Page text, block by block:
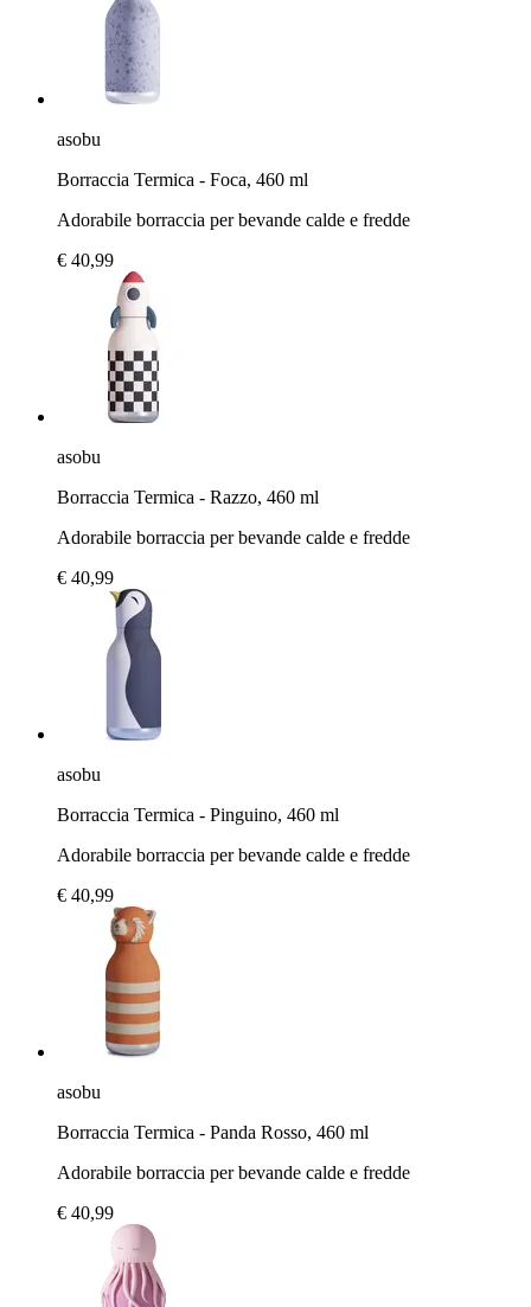
asobu
Borraccia Termica - Foca, 460 ml
Adorabile borraccia per bevande calde e fredde
€ 40,99
asobu
Borraccia Termica - Razzo, 460 ml
Adorabile borraccia per bevande calde e fredde
€ 40,99
asobu
Borraccia Termica - Pinguino, 460 ml
Adorabile borraccia per bevande calde e fredde
€ 40,99
asobu
Borraccia Termica - Panda Rosso, 460 ml
Adorabile borraccia per bevande calde e fredde
€ 40,99